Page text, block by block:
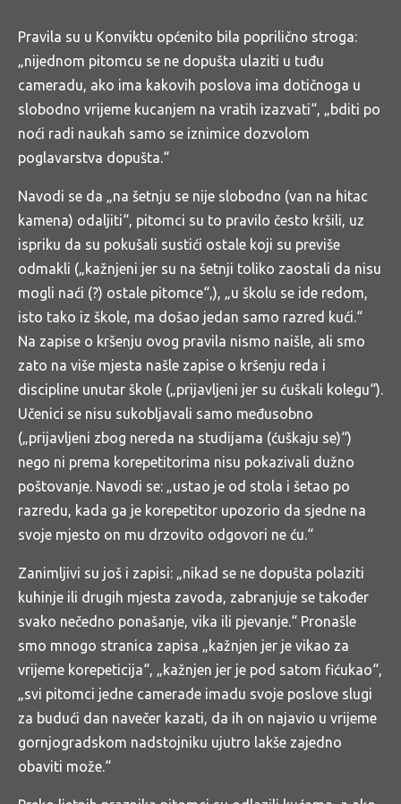
Pravila su u Konviktu općenito bila poprilično stroga:
„nijednom pitomcu se ne dopušta ulaziti u tuđu
cameradu, ako ima kakovih poslova ima dotičnoga u
slobodno vrijeme kucanjem na vratih izazvati“, „bditi po
noći radi naukah samo se iznimice dozvolom
poglavarstva dopušta.“
Navodi se da „na šetnju se nije slobodno (van na hitac
kamena) odaljiti“, pitomci su to pravilo često kršili, uz
ispriku da su pokušali sustići ostale koji su previše
odmakli („kažnjeni jer su na šetnji toliko zaostali da nisu
mogli naći (?) ostale pitomce“,), „u školu se ide redom,
isto tako iz škole, ma došao jedan samo razred kući.“
Na zapise o kršenju ovog pravila nismo naišle, ali smo
zato na više mjesta našle zapise o kršenju reda i
discipline unutar škole („prijavljeni jer su ćuškali kolegu“).
Učenici se nisu sukobljavali samo međusobno
(„prijavljeni zbog nereda na studijama (ćuškaju se)“)
nego ni prema korepetitorima nisu pokazivali dužno
poštovanje. Navodi se: „ustao je od stola i šetao po
razredu, kada ga je korepetitor upozorio da sjedne na
svoje mjesto on mu drzovito odgovori ne ću.“
Zanimljivi su još i zapisi: „nikad se ne dopušta polaziti
kuhinje ili drugih mjesta zavoda, zabranjuje se također
svako nečedno ponašanje, vika ili pjevanje.“ Pronašle
smo mnogo stranica zapisa „kažnjen jer je vikao za
vrijeme korepeticija“, „kažnjen jer je pod satom fićukao“,
„svi pitomci jedne camerade imadu svoje poslove slugi
za budući dan navečer kazati, da ih on najavio u vrijeme
gornjogradskom nadstojniku ujutro lakše zajedno
obaviti može.“